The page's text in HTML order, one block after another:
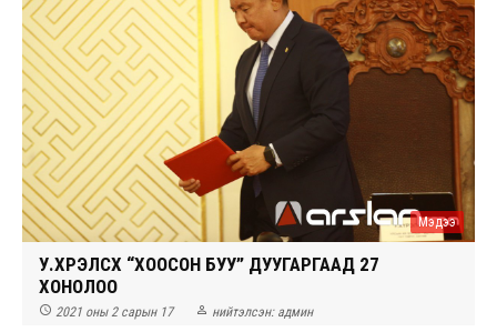
Мэдээ
У.ХҮРЭЛСҮХ “ХООСОН БУУ” ДУУГАРГААД 27
ХОНОЛОО
 2021 оны 2 сарын 17  нийтэлсэн: админ